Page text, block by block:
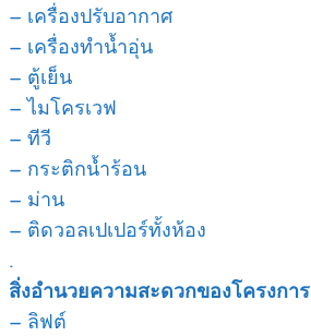
– เครื่องปรับอากาศ
– เครื่องทำน้ำอุ่น
– ตู้เย็น
– ไมโครเวฟ
– ทีวี
– กระติกน้ำร้อน
– ม่าน
– ติดวอลเปเปอร์ทั้งห้อง
.
สิ่งอำนวยความสะดวกของโครงการ
– ลิฟต์